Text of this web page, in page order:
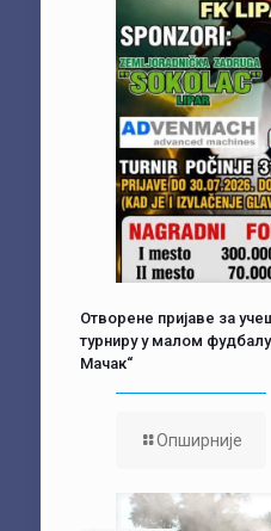
Отворене пријаве за
турниру у малом
Мачак“
Опширније